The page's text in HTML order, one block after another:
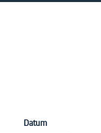
Datum